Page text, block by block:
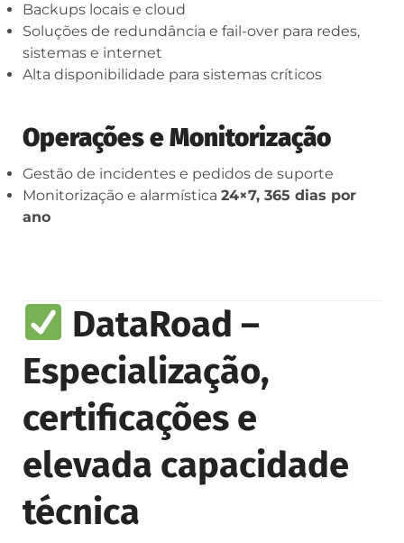
Backups locais e cloud
Soluções de redundância e fail-over para redes,
sistemas e internet
Alta disponibilidade para sistemas críticos
Operações e Monitorização
Gestão de incidentes e pedidos de suporte
Monitorização e alarmística 24×7, 365 dias por
ano
DataRoad –
Especialização,
certificações e
elevada capacidade
técnica